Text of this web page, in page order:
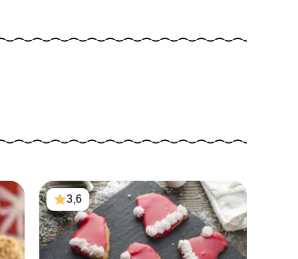
3,6